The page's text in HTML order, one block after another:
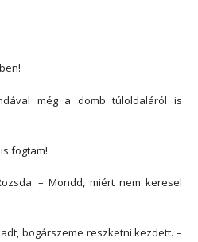
még a domb túloldaláról is
fogtam!
– Mondd, miért nem keresel
bogárszeme reszketni kezdett. –